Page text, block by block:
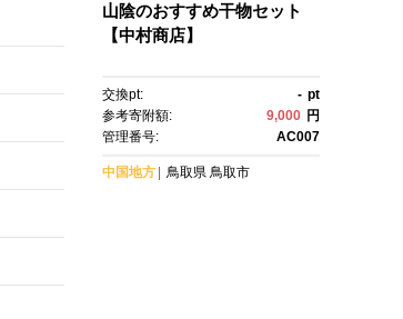
山陰のおすすめ干物セット
【中村商店】
交換pt: - pt
参考寄附額:
9,000 円
管理番号:
AC007
中国地方 鳥取県 鳥取市